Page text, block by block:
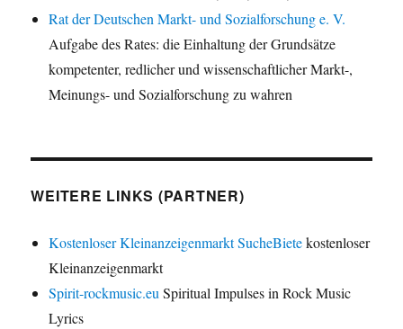
Rat der Deutschen Markt- und Sozialforschung e. V.
Aufgabe des Rates: die Einhaltung der Grundsätze
kompetenter, redlicher und wissenschaftlicher Markt-,
Meinungs- und Sozialforschung zu wahren
WEITERE LINKS (PARTNER)
Kostenloser Kleinanzeigenmarkt SucheBietekostenloser
Kleinanzeigenmarkt
Spirit-rockmusic.euSpiritual Impulses in Rock Music
Lyrics